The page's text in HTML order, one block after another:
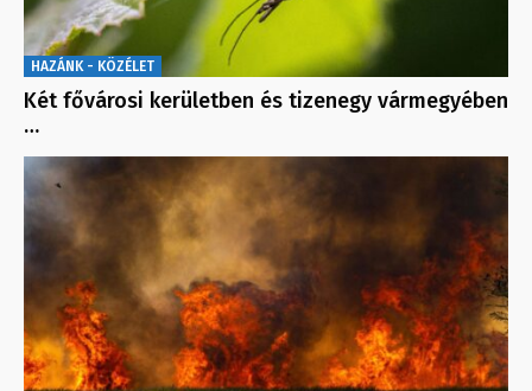
HAZÁNK - KÖZÉLET
Két fővárosi kerületben és tizenegy vármegyében
…